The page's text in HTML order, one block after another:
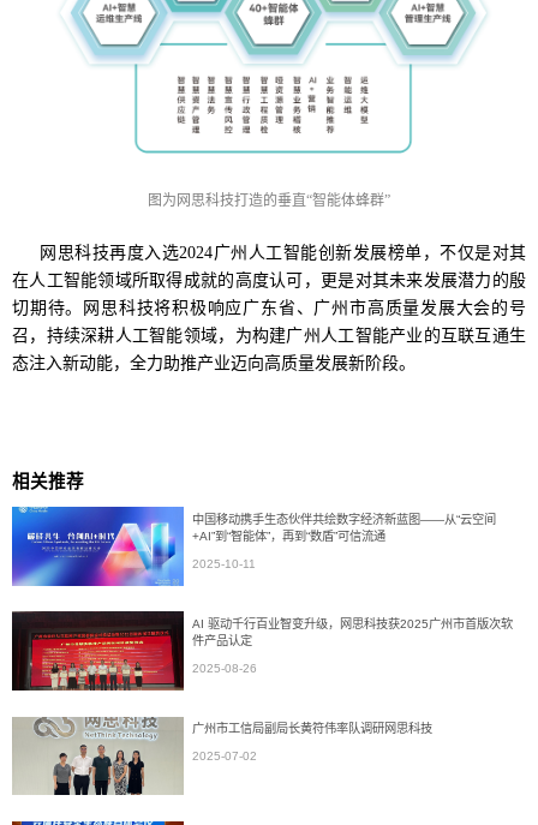
图为网思科技打造的垂直“智能体蜂群”
网思科技再度入选2024广州人工智能创新发展榜单，不仅是对其
在人工智能领域所取得成就的高度认可，更是对其未来发展潜力的殷
切期待。网思科技将积极响应广东省、广州市高质量发展大会的号
召，持续深耕人工智能领域，为构建广州人工智能产业的互联互通生
态注入新动能，全力助推产业迈向高质量发展新阶段。
相关推荐
中国移动携手生态伙伴共绘数字经济新蓝图——从“云空间
+AI”到“智能体”，再到“数盾”可信流通
2025-10-11
AI 驱动千行百业智变升级，网思科技获2025广州市首版次软
件产品认定
2025-08-26
广州市工信局副局长黄符伟率队调研网思科技
2025-07-02